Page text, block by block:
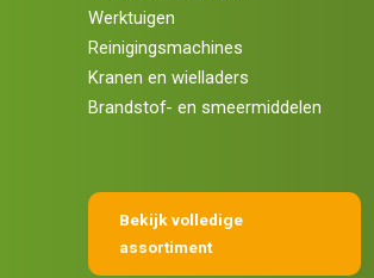
Werktuigen
Reinigingsmachines
Kranen en wielladers
Brandstof- en smeermiddelen
Bekijk volledige
assortiment